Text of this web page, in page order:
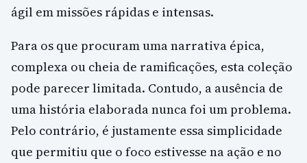
ágil em missões rápidas e intensas.
Para os que procuram uma narrativa épica,
complexa ou cheia de ramificações, esta coleção
pode parecer limitada. Contudo, a ausência de
uma história elaborada nunca foi um problema.
Pelo contrário, é justamente essa simplicidade
que permitiu que o foco estivesse na ação e no